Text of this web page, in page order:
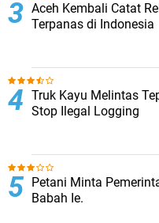
Aceh Kembali Catat
Terpanas di Indonesia
Truk Kayu Melintas
Stop Ilegal Logging
Petani Minta
Babah Ie.